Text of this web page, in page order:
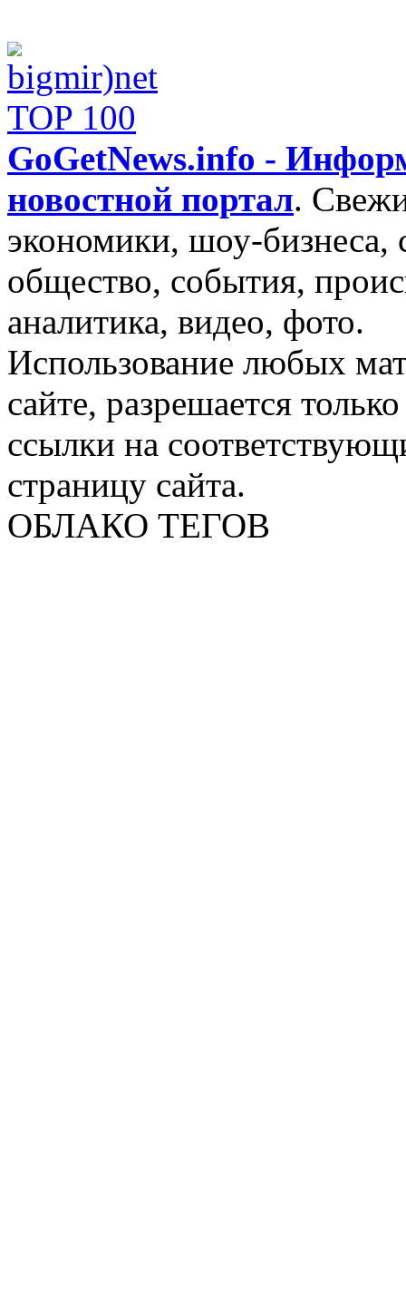
GoGetNews.info -
новостной портал.
экономики, шоу-бизнеса,
общество, события,
аналитика, видео, фото.
Использование любых
сайте, разрешается
ссылки на
страницу сайта.
ОБЛАКО ТЕГОВ